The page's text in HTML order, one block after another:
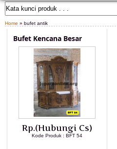
Home » bufet antik
Bufet Kencana Besar
Rp.(Hubungi Cs)
Kode Produk : BFT 54